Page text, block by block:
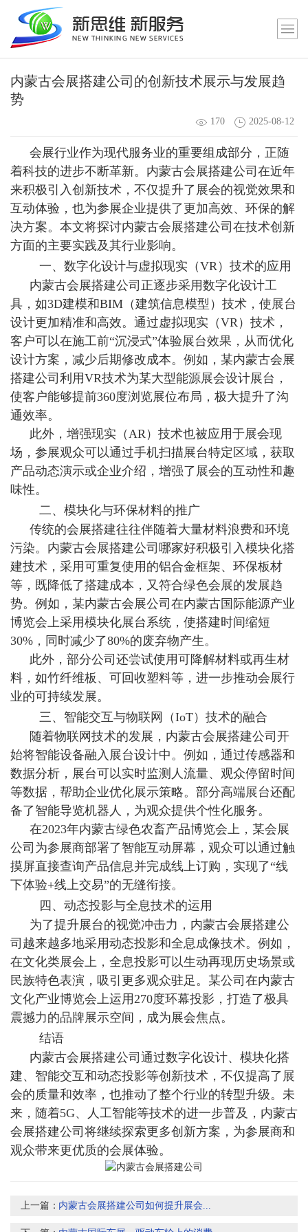
内蒙古会展搭建公司的创新技术展示与发展趋
势
170 2025-08-12
会展行业作为现代服务业的重要组成部分，正随
着科技的进步不断革新。 内蒙古会展搭建公司 在近年
来积极引入创新技术，不仅提升了展会的视觉效果和
互动体验，也为参展企业提供了更加高效、环保的解
决方案。本文将探讨内蒙古会展搭建公司在技术创新
方面的主要实践及其行业影响。
一、数字化设计与虚拟现实（VR）技术的应用
内蒙古会展搭建公司正逐步采用数字化设计工
具，如3D建模和BIM（建筑信息模型）技术，使展台
设计更加精准和高效。通过虚拟现实（VR）技术，
客户可以在施工前“沉浸式”体验展台效果，从而优化
设计方案，减少后期修改成本。例如，某内蒙古会展
搭建公司利用VR技术为某大型能源展会设计展台，
使客户能够提前360度浏览展位布局，极大提升了沟
通效率。
此外，增强现实（AR）技术也被应用于展会现
场，参展观众可以通过手机扫描展台特定区域，获取
产品动态演示或企业介绍，增强了展会的互动性和趣
味性。
二、模块化与环保材料的推广
传统的会展搭建往往伴随着大量材料浪费和环境
污染。 内蒙古会展搭建公司哪家好积极引入模块化搭
建技术，采用可重复使用的铝合金框架、环保板材
等，既降低了搭建成本，又符合绿色会展的发展趋
势。例如，某内蒙古会展公司在内蒙古国际能源产业
博览会上采用模块化展台系统，使搭建时间缩短
30%，同时减少了80%的废弃物产生。
此外，部分公司还尝试使用可降解材料或再生材
料，如竹纤维板、可回收塑料等，进一步推动会展行
业的可持续发展。
三、智能交互与物联网（IoT）技术的融合
随着物联网技术的发展，内蒙古会展搭建公司开
始将智能设备融入展台设计中。例如，通过传感器和
数据分析，展台可以实时监测人流量、观众停留时间
等数据，帮助企业优化展示策略。部分高端展台还配
备了智能导览机器人，为观众提供个性化服务。
在2023年内蒙古绿色农畜产品博览会上，某会展
公司为参展商部署了智能互动屏幕，观众可以通过触
摸屏直接查询产品信息并完成线上订购，实现了“线
下体验+线上交易”的无缝衔接。
四、动态投影与全息技术的运用
为了提升展台的视觉冲击力，内蒙古会展搭建公
司越来越多地采用动态投影和全息成像技术。例如，
在文化类展会上，全息投影可以生动再现历史场景或
民族特色表演，吸引更多观众驻足。某公司在内蒙古
文化产业博览会上运用270度环幕投影，打造了极具
震撼力的品牌展示空间，成为展会焦点。
结语
内蒙古会展搭建公司 通过数字化设计、模块化搭
建、智能交互和动态投影等创新技术，不仅提高了展
会的质量和效率，也推动了整个行业的转型升级。未
来，随着5G、人工智能等技术的进一步普及，内蒙古
会展搭建公司将继续探索更多创新方案，为参展商和
观众带来更优质的会展体验。
上一篇： 内蒙古会展搭建公司如何提升展会...